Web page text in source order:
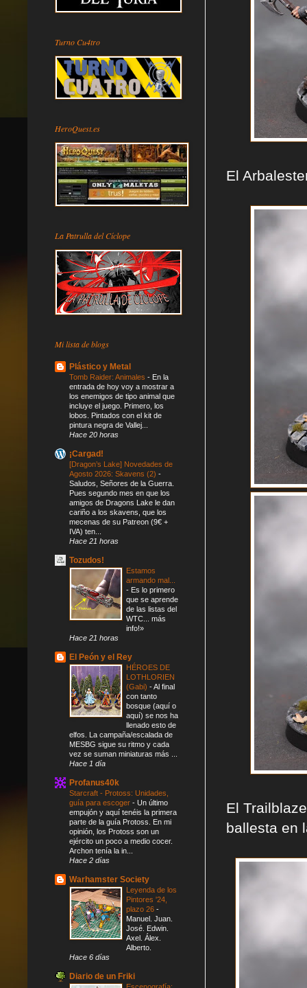
El
El
ballesta en
Turno Cu4tro
HeroQuest.es
La Patrulla del Cíclope
Mi lista de blogs
Plástico y Metal
Tomb Raider: Animales - En la
entrada de hoy voy a mostrar a
los enemigos de tipo animal que
incluye el juego. Primero, los
lobos. Pintados con el kit de
pintura negra de Vallej...
Hace 20 horas
¡Cargad!
[Dragon’s Lake] Novedades de
Agosto 2026: Skavens (2) -
Saludos, Señores de la Guerra.
Pues segundo mes en que los
amigos de Dragons Lake le dan
cariño a los skavens, que los
mecenas de su Patreon (9€ +
IVA) ten...
Hace 21 horas
Tozudos!
Estamos
armando mal...
- Es lo primero
que se aprende
de las listas del
WTC... más
info!»
Hace 21 horas
El Peón y el Rey
HÉROES DE
LOTHLORIEN
(Gabi) -Al final
con tanto
bosque (aquí o
aquí) se nos ha
llenado esto de
elfos. La campaña/escalada de
MESBG sigue su ritmo y cada
vez se suman miniaturas más ...
Hace 1 día
Profanus40k
Starcraft - Protoss: Unidades,
guía para escoger - Un último
empujón y aquí tenéis la primera
parte de la guía Protoss. En mi
opinión, los Protoss son un
ejército un poco a medio cocer.
Archon tenía la in...
Hace 2 días
Warhamster Society
Leyenda de los
Pintores '24,
plazo 26 -
Manuel. Juan.
José. Edwin.
Axel. Álex.
Alberto.
Hace 6 días
Diario de un Friki